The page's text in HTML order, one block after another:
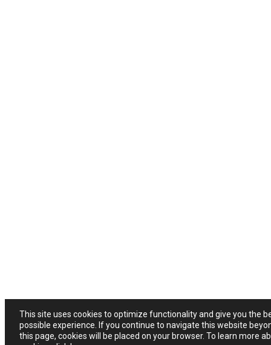
This site uses cookies to optimize functionality and give you the
possible experience. If you continue to navigate this website
this page, cookies will be placed on your browser. To learn more